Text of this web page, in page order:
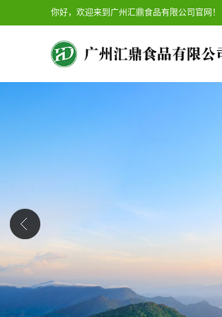
你好，欢迎来到广州汇鼎食品有限公司官网！